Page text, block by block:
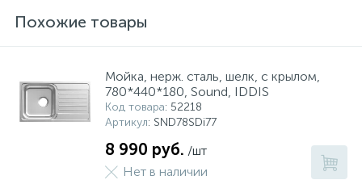
Похожие товары
Мойка, нерж. сталь, шелк, с крылом,
780*440*180, Sound, IDDIS
Код товара: 52218
Артикул: SND78SDi77
8 990 руб. /шт
Нет в наличии